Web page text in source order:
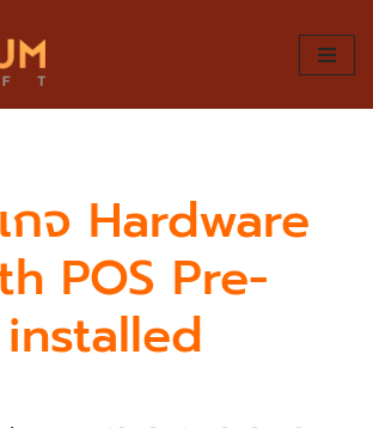
กจ Hardware
POS Pre-
installed